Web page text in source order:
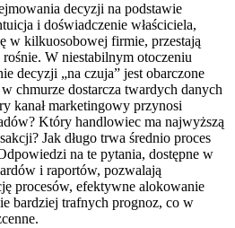
decyzji na podstawie
i doświadczenie właściciela,
w kilkuosobowej firmie, przestają
W niestabilnym otoczeniu
decyzji „na czuja” jest obarczone
chmurze dostarcza twardych danych
kanał marketingowy przynosi
Który handlowiec ma najwyższą
Jak długo trwa średnio proces
na te pytania, dostępne w
i raportów, pozwalają
procesów, efektywne alokowanie
bardziej trafnych prognoz, co w